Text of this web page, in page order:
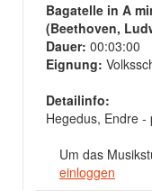
Bagatelle in A
(Beethoven,
Dauer: 00:03:00
Eignung:
Detailinfo:
Hegedus, Endre -
Um das
einloggen